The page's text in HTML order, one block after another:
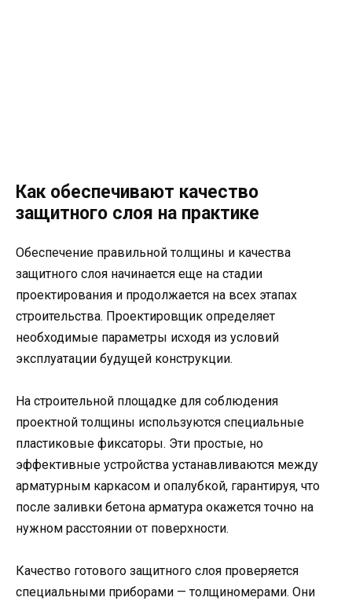
Как обеспечивают качество
защитного слоя на практике
Обеспечение правильной толщины и качества
защитного слоя начинается еще на стадии
проектирования и продолжается на всех этапах
строительства. Проектировщик определяет
необходимые параметры исходя из условий
эксплуатации будущей конструкции.
На строительной площадке для соблюдения
проектной толщины используются специальные
пластиковые фиксаторы. Эти простые, но
эффективные устройства устанавливаются между
арматурным каркасом и опалубкой, гарантируя, что
после заливки бетона арматура окажется точно на
нужном расстоянии от поверхности.
Качество готового защитного слоя проверяется
специальными приборами — толщиномерами. Они